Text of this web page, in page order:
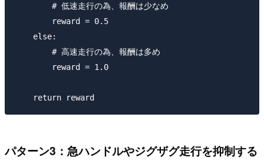
        # 低速走行の為、報酬は少なめ
        reward = 0.5
    else:
        # 高速走行の為、報酬は多め
        reward = 1.0
パターン3：急ハンドルやジグザグ走行を抑制する